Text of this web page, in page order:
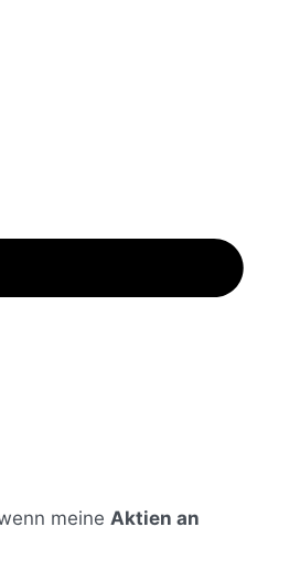
meine Aktien an